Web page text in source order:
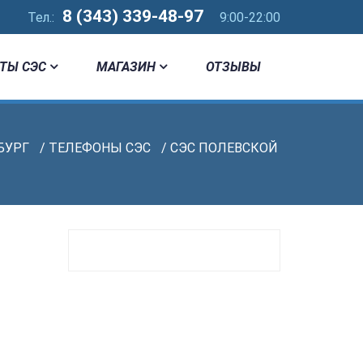
Тел.: 8 (343) 339-48-97 9:00-22:00
СЭС МАГАЗИН ОТЗЫВЫ
/ ТЕЛЕФОНЫ СЭС / СЭС ПОЛЕВСКОЙ